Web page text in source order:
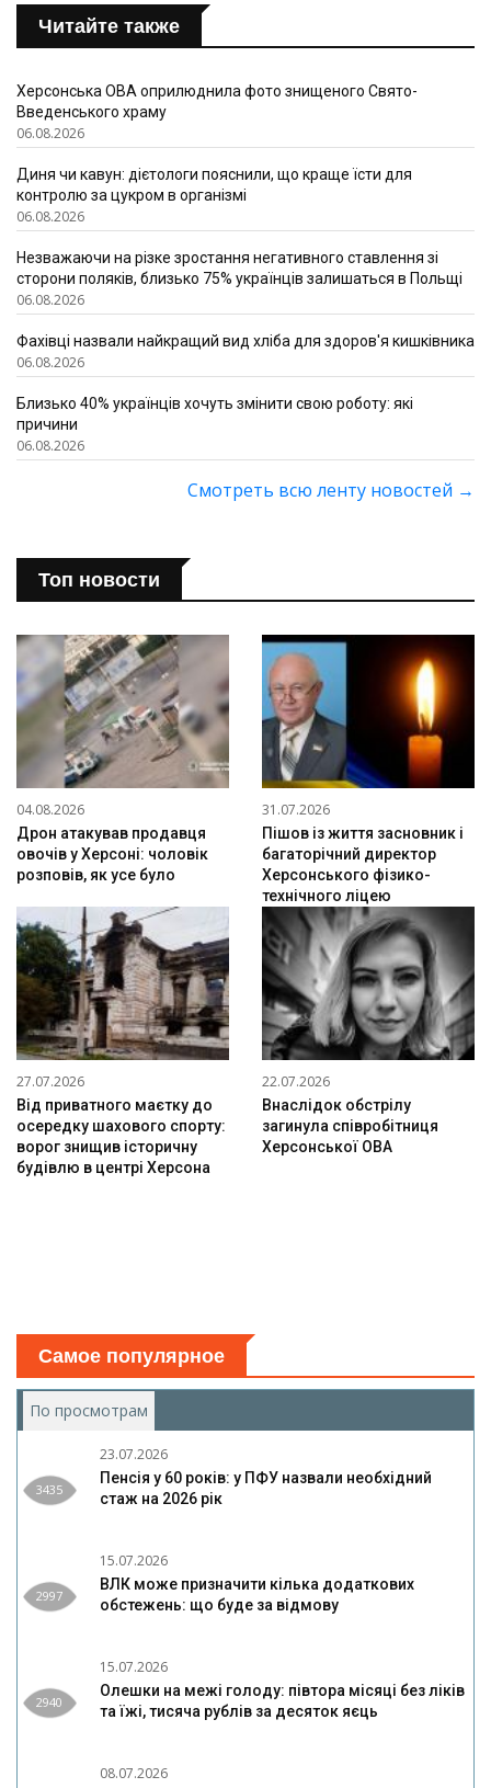
Читайте также
Херсонська ОВА оприлюднила фото знищеного Свято-
Введенського храму
06.08.2026
Диня чи кавун: дієтологи пояснили, що краще їсти для
контролю за цукром в організмі
06.08.2026
Незважаючи на різке зростання негативного ставлення зі
сторони поляків, близько 75% українців залишаться в Польщі
06.08.2026
Фахівці назвали найкращий вид хліба для здоров'я кишківника
06.08.2026
Близько 40% українців хочуть змінити свою роботу: які
причини
06.08.2026
Смотреть всю ленту новостей →
Топ новости
04.08.2026
Дрон атакував продавця
овочів у Херсоні: чоловік
розповів, як усе було
31.07.2026
Пішов із життя засновник і
багаторічний директор
Херсонського фізико-
технічного ліцею
27.07.2026
Від приватного маєтку до
осередку шахового спорту:
ворог знищив історичну
будівлю в центрі Херсона
22.07.2026
Внаслідок обстрілу
загинула співробітниця
Херсонської ОВА
Самое популярное
По просмотрам
3435
23.07.2026
Пенсія у 60 років: у ПФУ назвали необхідний
стаж на 2026 рік
2997
15.07.2026
ВЛК може призначити кілька додаткових
обстежень: що буде за відмову
2940
15.07.2026
Олешки на межі голоду: півтора місяці без ліків
та їжі, тисяча рублів за десяток яєць
08.07.2026